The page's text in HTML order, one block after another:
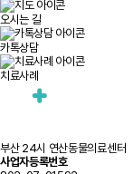
오시는 길
카톡상담
치료사례
부산 24시 연산동물의료센터
사업자등록번호